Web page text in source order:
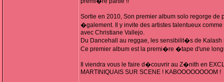
Sortie en 2010, Son premier album solo regorge
�galement. Il y invite des artistes talentueux
avec Christiane Vallejo.
Du Dancehall au reggae, les sensibilit�s de
Ce premier album est la premi�re �tape d'une
Il viendra vous le faire d�couvrir au Z�nith en
MARTINIQUAIS SUR SCENE ! KABOOOOOOOOM !